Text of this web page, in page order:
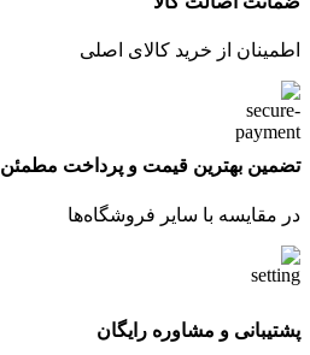
اطمینان از خرید کالای اصلی
تضمین بهترین قیمت و پرداخت مطمئن
در مقایسه با سایر فروشگاه‌ها
پشتیبانی و مشاوره رایگان